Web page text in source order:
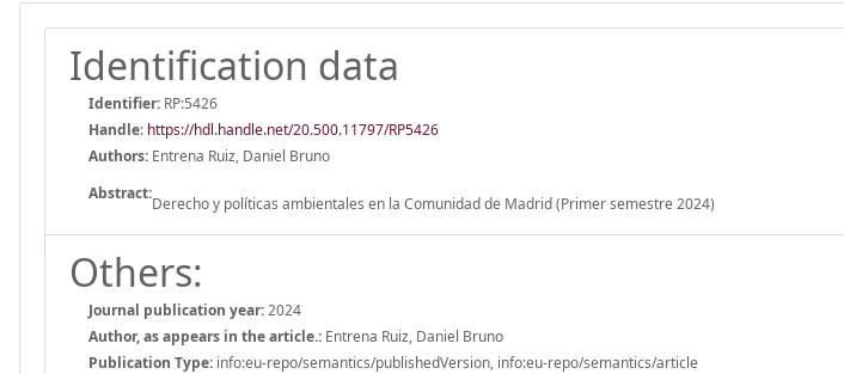
Identification data
Identifier: RP:5426
Handle: https://hdl.handle.net/20.500.11797/RP5426
Authors: Entrena Ruiz, Daniel Bruno
Abstract:
Derecho y políticas ambientales en la Comunidad de Madrid (Primer semestre 2024)
Others:
Journal publication year:2024
Author, as appears in the article.: Entrena Ruiz, Daniel Bruno
Publication Type: info:eu-repo/semantics/publishedVersion, info:eu-repo/semantics/article